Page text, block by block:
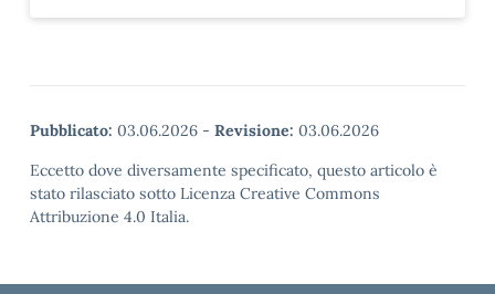
Pubblicato: 03.06.2026 - Revisione: 03.06.2026
Eccetto dove diversamente specificato, questo articolo è
stato rilasciato sotto Licenza Creative Commons
Attribuzione 4.0 Italia.